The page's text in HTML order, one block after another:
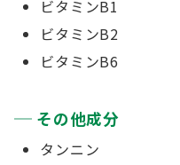
ビタミンB1
ビタミンB2
ビタミンB6
その他成分
タンニン